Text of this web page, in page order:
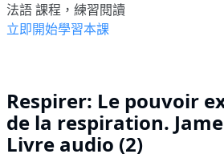
法語 課程，練習閱讀
立即開始學習本課
Respirer: Le pouvoir
de la respiration.
Livre audio (2)